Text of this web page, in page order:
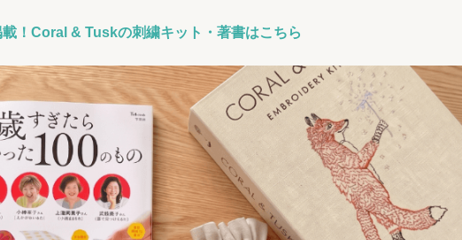
！ Coral & Tuskの刺繍キット・著書はこちら